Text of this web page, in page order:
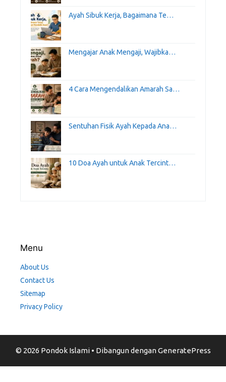
Ayah Sibuk Kerja, Bagaimana Te…
Mengajar Anak Mengaji, Wajibka…
4 Cara Mengendalikan Amarah Sa…
Sentuhan Fisik Ayah Kepada Ana…
10 Doa Ayah untuk Anak Tercint…
Menu
About Us
Contact Us
Sitemap
Privacy Policy
© 2026 Pondok Islami• Dibangun denganGeneratePress